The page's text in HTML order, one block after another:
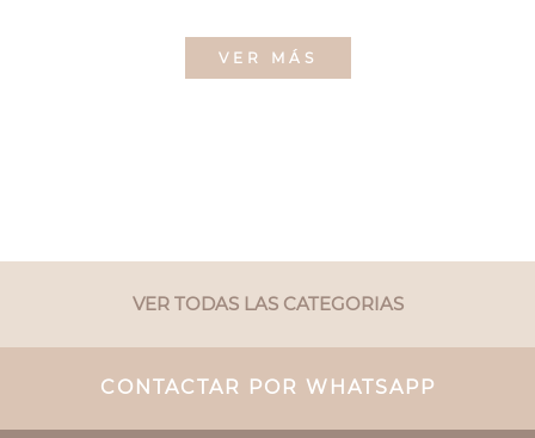
VER MÁS
VER TODAS LAS CATEGORIAS
CONTACTAR POR WHATSAPP